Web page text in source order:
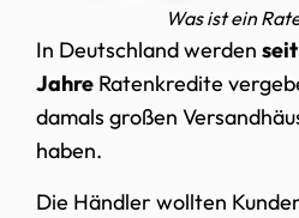
Was ist ein
In Deutschland werden
Jahre Ratenkredite
damals großen
haben.
Die Händler wollten